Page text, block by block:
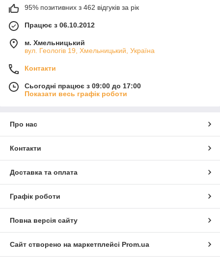
95% позитивних з 462 відгуків за рік
Працює з 06.10.2012
м. Хмельницький
вул. Геологів 19, Хмельницький, Україна
Контакти
Сьогодні працює з 09:00 до 17:00
Показати весь графік роботи
Про нас
Контакти
Доставка та оплата
Графік роботи
Повна версія сайту
Сайт створено на маркетплейсі Prom.ua